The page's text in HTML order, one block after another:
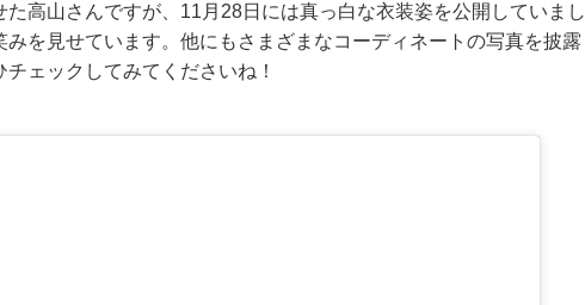
高山さんですが、11月28日には真っ白な衣装姿を公開していまし
を見せています。他にもさまざまなコーディネートの写真を披露
ェックしてみてくださいね！